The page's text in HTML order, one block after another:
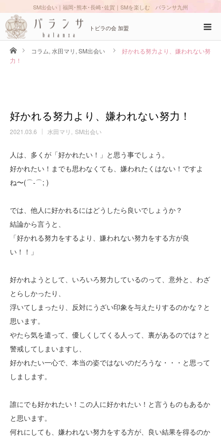
SM出会い｜福岡･熊本･長崎･佐賀｜SMを楽しむ バランサ九州
トビラの会 加盟
ホームコラム, 水田マリ , SM出会い
好かれる努力より、嫌われない努
力！
好かれる努力より、嫌われない努力！
2021.03.6 水田マリ SM出会い
人は、多くが「好かれたい！」と思う事でしょう。
好かれたい！までも思わなくても、嫌われたくはない！ですよ
ね〜(⌒-⌒; )
では、他人に好かれるにはどうしたら良いでしょうか？
結論から言うと、
「好かれる努力をするより、嫌われない努力をする方が良
い！！」
好かれようとして、いろいろ努力しているのって、意外と、わざ
とらしかったり、
浮いてしまったり、反対にうざい印象を与えたりするのかな？と
思います。
やたら気を遣って、優しくしてくる人って、裏があるのでは？と
警戒してしまいますし、
好かれたい一心で、本当の姿ではないのだろうな・・・と思って
しまします。
誰にでも好かれたい！この人に好かれたい！と言うものもあるか
と思います。
何れにしても、嫌われない努力をする方が、良い結果を得るのか